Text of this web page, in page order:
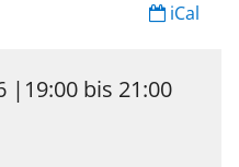
iCal
| 19:00 bis 21:00